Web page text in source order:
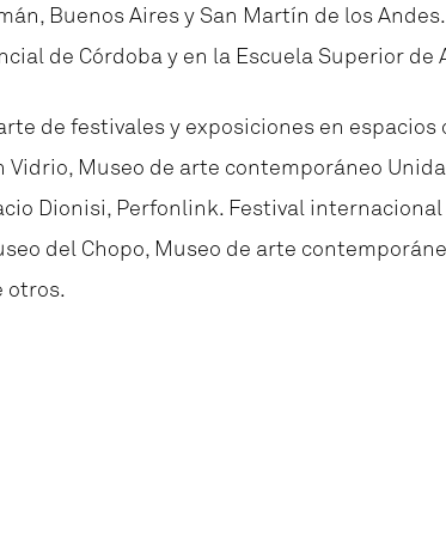
Buenos Aires y San Martín de los
de Córdoba y en la Escuela Superior
de festivales y exposiciones en
Vidrio, Museo de arte contemporáneo
Dionisi, Perfonlink. Festival
del Chopo, Museo de arte
otros.